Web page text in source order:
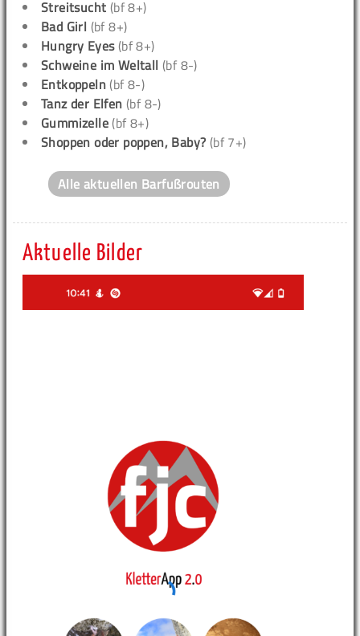
Streitsucht (bf 8+)
Bad Girl (bf 8+)
Hungry Eyes(bf 8+)
Schweine im Weltall (bf 8-)
Entkoppeln (bf 8-)
Tanz der Elfen (bf 8-)
Gummizelle (bf 8+)
Shoppen oder poppen, Baby? (bf 7+)
Alle aktuellen Barfußrouten
Aktuelle Bilder